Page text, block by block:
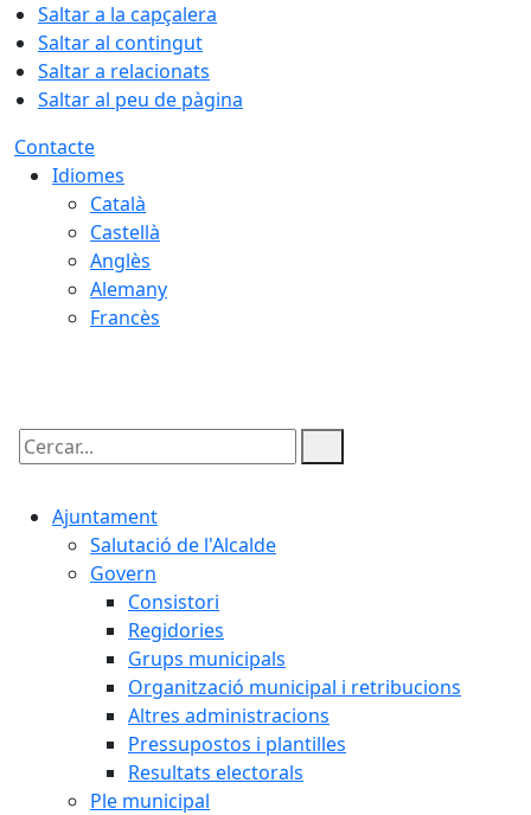
Saltar a la capçalera
Saltar al contingut
Saltar a relacionats
Saltar al peu de pàgina
Contacte
Idiomes
Català
Castellà
Anglès
Alemany
Francès
Cercar:
Ajuntament
Salutació de l'Alcalde
Govern
Consistori
Regidories
Grups municipals
Organització municipal i retribucions
Altres administracions
Pressupostos i plantilles
Resultats electorals
Ple municipal